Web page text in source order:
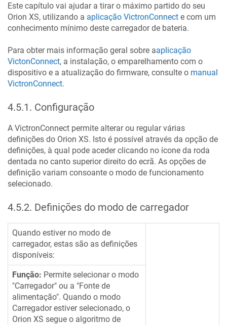
Este capítulo vai ajudar a tirar o máximo partido do seu
Orion XS, utilizando a aplicação VictronConnect e com um
conhecimento mínimo deste carregador de bateria.
Para obter mais informação geral sobre aaplicação
VictonConnect, a instalação, o emparelhamento com o
dispositivo e a atualização do firmware, consulte o manual
VictronConnect.
4.5.1 . Configuração
A VictronConnect permite alterar ou regular várias
definições do Orion XS. Isto é possível através da opção de
definições, à qual pode aceder clicando no ícone da roda
dentada no canto superior direito do ecrã. As opções de
definição variam consoante o modo de funcionamento
selecionado.
4.5.2. Definições do modo de carregador
Quando estiver no modo de
carregador, estas são as definições
disponíveis:
Função: Permite selecionar o modo
"Carregador" ou a "Fonte de
alimentação". Quando o modo
Carregador estiver selecionado, o
Orion XS segue o algoritmo de